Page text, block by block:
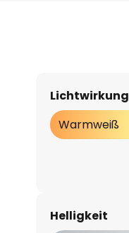
Lichtwirkung
Warmweiß
Helligkeit